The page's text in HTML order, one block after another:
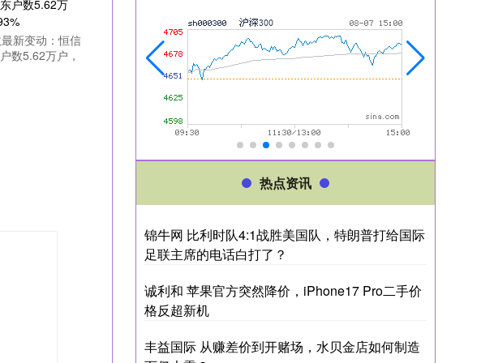
新变动：恒信
数5.62万户，
热点资讯
锦牛网 比利时队4:1战胜美国队，特朗普打给国际
足联主席的电话白打了？
诚利和 苹果官方突然降价，iPhone17 Pro二手价
格反超新机
丰益国际 从赚差价到开赌场，水贝金店如何制造